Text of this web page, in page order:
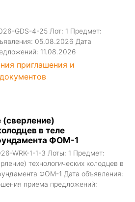
GDS-4-25 Лот: 1 Предмет:
05.08.2026 Дата
11.08.2026
приглашения и
(сверление)
в теле
ФОМ-1
WRK-1-1-3 Лоты: 1 Предмет:
технологических колодцев в
ФОМ-1 Дата объявления:
приема предложений: